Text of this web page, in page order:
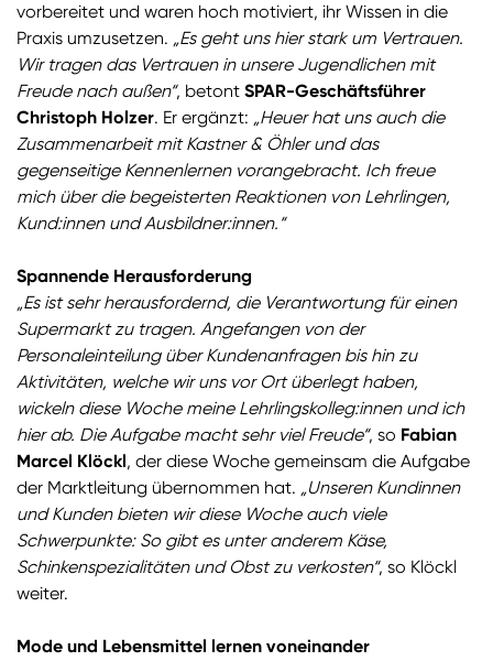
vorbereitet und waren hoch motiviert, ihr Wissen in die
Praxis umzusetzen. „Es geht uns hier stark um Vertrauen.
Wir tragen das Vertrauen in unsere Jugendlichen mit
Freude nach außen“, betont SPAR-Geschäftsführer
Christoph Holzer. Er ergänzt: „Heuer hat uns auch die
Zusammenarbeit mit Kastner & Öhler und das
gegenseitige Kennenlernen vorangebracht. Ich freue
mich über die begeisterten Reaktionen von Lehrlingen,
Kund:innen und Ausbildner:innen.“
Spannende Herausforderung
„Es ist sehr herausfordernd, die Verantwortung für einen
Supermarkt zu tragen. Angefangen von der
Personaleinteilung über Kundenanfragen bis hin zu
Aktivitäten, welche wir uns vor Ort überlegt haben,
wickeln diese Woche meine Lehrlingskolleg:innen und ich
hier ab. Die Aufgabe macht sehr viel Freude“, so Fabian
Marcel Klöckl, der diese Woche gemeinsam die Aufgabe
der Marktleitung übernommen hat. „Unseren Kundinnen
und Kunden bieten wir diese Woche auch viele
Schwerpunkte: So gibt es unter anderem Käse,
Schinkenspezialitäten und Obst zu verkosten“, so Klöckl
weiter.
Mode und Lebensmittel lernen voneinander